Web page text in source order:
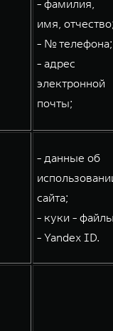
- фамилия,
имя,
- № телефона;
- адрес
электронной
почты;
- данные об
сайта;
- куки -
- Yandex ID.